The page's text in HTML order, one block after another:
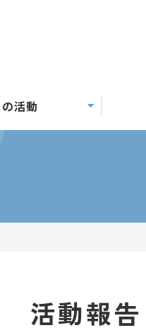
活動
活動報告